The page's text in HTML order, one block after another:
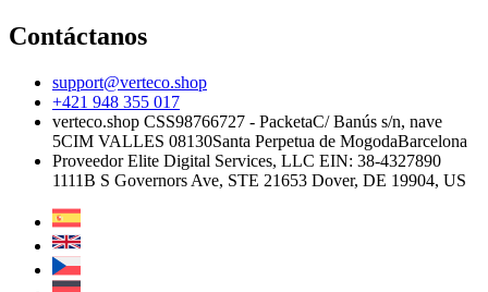
Contáctanos
support@verteco.shop
+421 948 355 017
verteco.shop CSS98766727 - PacketaC/ Banús s/n, nave
5CIM VALLES 08130Santa Perpetua de MogodaBarcelona
Proveedor Elite Digital Services, LLC EIN: 38-4327890
1111B S Governors Ave, STE 21653 Dover, DE 19904, US